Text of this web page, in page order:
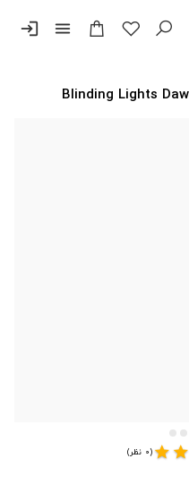
menu
login
star
star(0 نظر)